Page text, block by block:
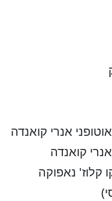
אנרי קואנדה
קואנדה
קלוז' נאפוקה